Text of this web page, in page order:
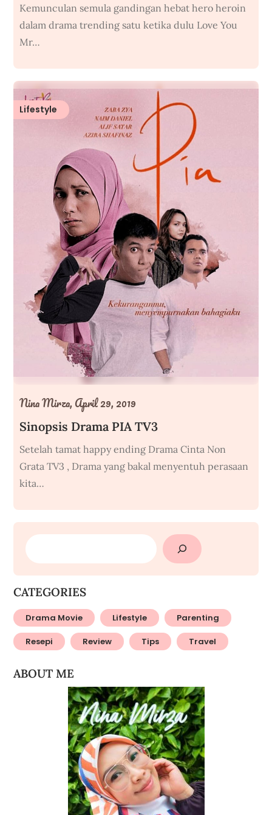
Kemunculan semula gandingan hebat hero heroin
dalam drama trending satu ketika dulu Love You
Mr…
Lifestyle
Sinopsis Drama PIA TV3
Nina Mirza, April 29, 2019
Setelah tamat happy ending Drama Cinta Non
Grata TV3 , Drama yang bakal menyentuh perasaan
kita…
SEARCH
CATEGORIES
Drama Movie Lifestyle Parenting
Resepi Review Tips Travel
ABOUT ME